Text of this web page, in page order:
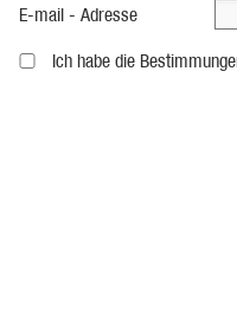
E-mail - Adresse
Ich habe die